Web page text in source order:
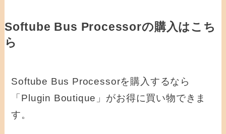
Softube Bus Processorの購入はこち
ら
Softube Bus Processorを購入するなら
「Plugin Boutique」がお得に買い物できま
す。